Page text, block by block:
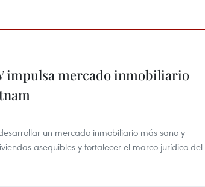
impulsa mercado inmobiliario
un mercado inmobiliario más sano y
asequibles y fortalecer el marco jurídico del